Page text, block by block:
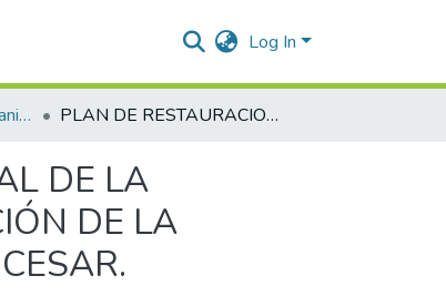
Log In
Ingeniería Ambiental y Sanitaria. PLAN DE RESTAURACION DEL BOSQUE SECO TROPICAL DE LA RESERVA ECOLÓGICA DEL CERRO LA POPA JURISDICCIÓN DE LA DÉCIMA BRIGADA EN EL MUNICIPIO DE VALLEDUPAR-CESAR.
DE LA
DE LA